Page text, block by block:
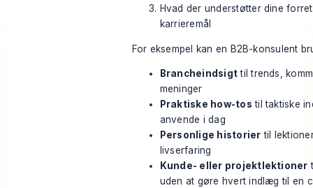
Hvad der understøtter dine
karrieremål
For eksempel kan en B2B-konsulent
Brancheindsigttil trends,
meninger
Praktiske how-tos til taktiske
anvende i dag
Personlige historier til
livserfaring
Kunde- eller projektlektioner
uden at gøre hvert indlæg til en